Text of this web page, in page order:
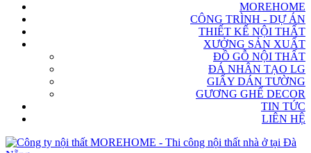
MOREHOME
CÔNG TRÌNH - DỰ ÁN
THIẾT KẾ NỘI THẤT
XƯỞNG SẢN XUẤT
ĐỒ GỖ NỘI THẤT
ĐÁ NHÂN TẠO LG
GIẤY DÁN TƯỜNG
GƯƠNG GHẾ DECOR
TIN TỨC
LIÊN HỆ